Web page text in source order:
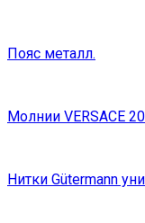
Пояс металл.
Молнии VERSACE
Нитки Gütermann